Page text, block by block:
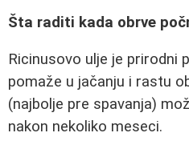
Šta raditi kada obrve
Ricinusovo ulje je prirodni
pomaže u jačanju i rastu
(najbolje pre spavanja)
nakon nekoliko meseci.